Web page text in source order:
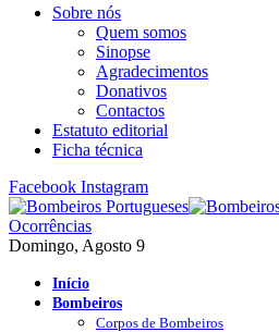
Sobre nós
Quem somos
Sinopse
Agradecimentos
Donativos
Contactos
Estatuto editorial
Ficha técnica
Facebook Instagram
Ocorrências
Domingo, Agosto 9
Início
Bombeiros
Corpos de Bombeiros